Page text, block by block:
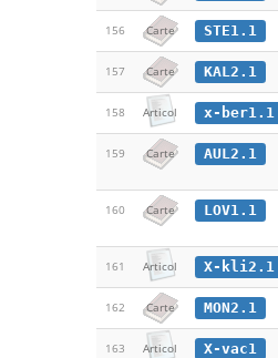
156 Carte STE1.1
157 Carte KAL2.1
158 Articol x-ber1.1
159 Carte AUL2.1
160 Carte LOV1.1
161 Articol X-kli2.1
162 Carte MON2.1
163 Articol X-vac1